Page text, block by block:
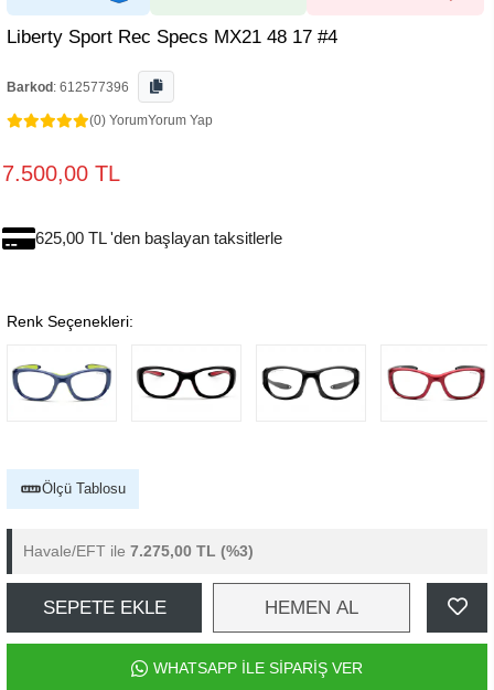
Liberty Sport Rec Specs MX21 48 17 #4
Barkod : 612577396
(0) YorumYorum Yap
7.500,00 TL
625,00 TL 'den başlayan taksitlerle
Renk Seçenekleri:
Ölçü Tablosu
Havale/EFT ile 7.275,00 TL (%3)
SEPETE EKLE HEMEN AL
WHATSAPP İLE SİPARİŞ VER